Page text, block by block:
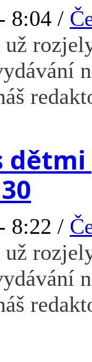
8:04 /
8:22 /